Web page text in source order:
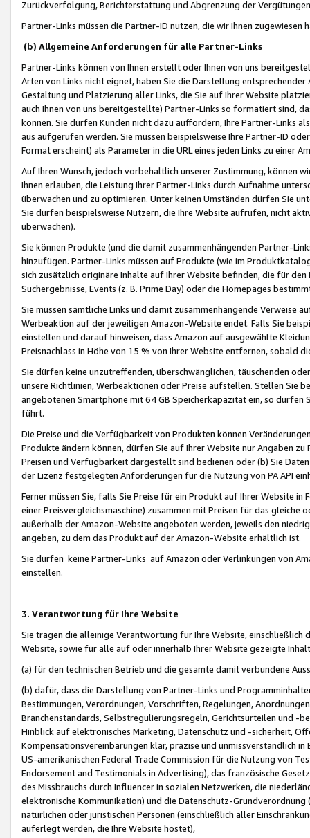
Zurückverfolgung, Berichterstattung und Abgrenzung der
Partner-Links müssen die Partner-ID nutzen, die wir Ihnen zugewiesen
(b) Allgemeine Anforderungen für alle Partner-Links
Partner-Links können von Ihnen erstellt oder Ihnen von uns
Arten von Links nicht eignet, haben Sie die Darstellung
Gestaltung und Platzierung aller Links, die Sie auf Ihrer Website
auch Ihnen von uns bereitgestellte) Partner-Links so formatiert sind,
können. Sie dürfen Kunden nicht dazu auffordern, Ihre Partner-Links
aus aufgerufen werden. Sie müssen beispielsweise Ihre Partner-ID
Format erscheint) als Parameter in die URL eines jeden Links zu einer
Auf Ihren Wunsch, jedoch vorbehaltlich unserer Zustimmung, können
Ihnen erlauben, die Leistung Ihrer Partner-Links durch Aufnahme
überwachen und zu optimieren. Unter keinen Umständen dürfen Sie
Sie dürfen beispielsweise Nutzern, die Ihre Website aufrufen, nicht
überwachen).
Sie können Produkte (und die damit zusammenhängenden Partner-
hinzufügen. Partner-Links müssen auf Produkte (wie im
sich zusätzlich originäre Inhalte auf Ihrer Website befinden, die für
Suchergebnisse, Events (z. B. Prime Day) oder die Homepages
Sie müssen sämtliche Links und damit zusammenhängende
Werbeaktion auf der jeweiligen Amazon-Website endet. Falls Sie
einstellen und darauf hinweisen, dass Amazon auf ausgewählte
Preisnachlass in Höhe von 15 % von Ihrer Website entfernen, sobald
Sie dürfen keine unzutreffenden, überschwänglichen, täuschenden
unsere Richtlinien, Werbeaktionen oder Preise aufstellen. Stellen Sie
angebotenen Smartphone mit 64 GB Speicherkapazität ein, so dürfen
führt.
Die Preise und die Verfügbarkeit von Produkten können
Produkte ändern können, dürfen Sie auf Ihrer Website nur Angaben
Preisen und Verfügbarkeit dargestellt sind bedienen oder (b) Sie
der Lizenz festgelegten Anforderungen für die Nutzung von PA API
Ferner müssen Sie, falls Sie Preise für ein Produkt auf Ihrer Website
einer Preisvergleichsmaschine) zusammen mit Preisen für das
außerhalb der Amazon-Website angeboten werden, jeweils den
angeben, zu dem das Produkt auf der Amazon-Website erhältlich ist.
Sie dürfen keine Partner-Links auf Amazon oder Verlinkungen von
einstellen.
3. Verantwortung für Ihre Website
Sie tragen die alleinige Verantwortung für Ihre Website,
Website, sowie für alle auf oder innerhalb Ihrer Website gezeigte
(a) für den technischen Betrieb und die gesamte damit verbundene
(b) dafür, dass die Darstellung von Partner-Links und
Bestimmungen, Verordnungen, Vorschriften, Regelungen,
Branchenstandards, Selbstregulierungsregeln, Gerichtsurteilen und -
Hinblick auf elektronisches Marketing, Datenschutz und -sicherheit,
Kompensationsvereinbarungen klar, präzise und unmissverständlich
US-amerikanischen Federal Trade Commission für die Nutzung von
Endorsement and Testimonials in Advertising), das französische
des Missbrauchs durch Influencer in sozialen Netzwerken, die
elektronische Kommunikation) und die Datenschutz-
natürlichen oder juristischen Personen (einschließlich aller
auferlegt werden, die Ihre Website hostet),